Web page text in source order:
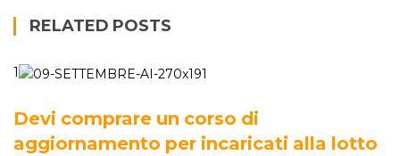
RELATED POSTS
1
Devi comprare un corso di
aggiornamento per incaricati alla lotto